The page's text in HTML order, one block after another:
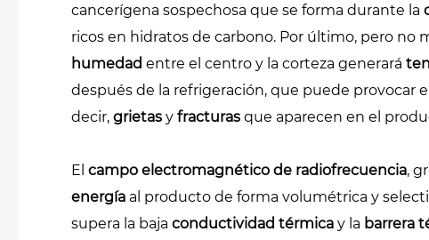
cancerígena sospechosa que se forma durante la
ricos en hidratos de carbono. Por último, pero no
humedad entre el centro y la corteza generará
después de la refrigeración, que puede provocar
decir, grietasy fracturasque aparecen en el
El campo electromagnético de radiofrecuencia,
energíaal producto de forma volumétrica y
supera la baja conductividad térmicay la barrera